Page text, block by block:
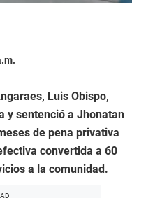
Luis Obispo,
y sentenció a Jhonatan
de pena privativa
convertida a 60
a la comunidad.